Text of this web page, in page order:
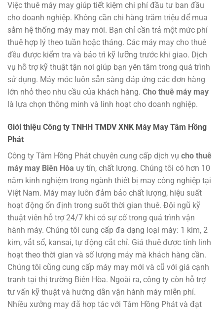
Việc thuê máy may giúp tiết kiệm chi phí đầu tư ban đầu
cho doanh nghiệp. Không cần chi hàng trăm triệu để mua
sắm hệ thống máy may mới. Bạn chỉ cần trả một mức phí
thuê hợp lý theo tuần hoặc tháng. Các máy may cho thuê
đều được kiểm tra và bảo trì kỹ lưỡng trước khi giao. Dịch
vụ hỗ trợ kỹ thuật tận nơi giúp bạn yên tâm trong quá trình
sử dụng. Máy móc luôn sẵn sàng đáp ứng các đơn hàng
lớn nhỏ theo nhu cầu của khách hàng. Cho thuê máy may
là lựa chọn thông minh và linh hoạt cho doanh nghiệp.
Giới thiệu Công ty TNHH TMDV XNK Máy May Tâm Hồng
Phát
Công ty Tâm Hồng Phát chuyên cung cấp dịch vụ cho thuê
máy may Biên Hòa uy tín, chất lượng. Chúng tôi có hơn 10
năm kinh nghiệm trong ngành thiết bị may công nghiệp tại
Việt Nam. Máy may luôn đảm bảo chất lượng, hiệu suất
hoạt động ổn định trong suốt thời gian thuê. Đội ngũ kỹ
thuật viên hỗ trợ 24/7 khi có sự cố trong quá trình vận
hành máy. Chúng tôi cung cấp đa dạng loại máy: 1 kim, 2
kim, vắt sổ, kansai, tự động cắt chỉ. Giá thuê được tính linh
hoạt theo thời gian và số lượng máy mà khách hàng cần.
Chúng tôi cũng cung cấp máy may mới và cũ với giá cạnh
tranh tại thị trường Biên Hòa. Ngoài ra, công ty còn hỗ trợ
tư vấn kỹ thuật và hướng dẫn vận hành máy miễn phí.
Nhiều xưởng may đã hợp tác với Tâm Hồng Phát và đạt